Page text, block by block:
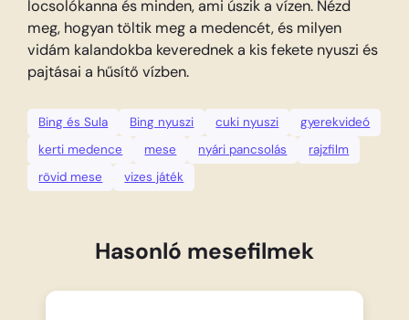
locsolókanna és minden, ami úszik a vízen. Nézd
meg, hogyan töltik meg a medencét, és milyen
vidám kalandokba keverednek a kis fekete nyuszi és
pajtásai a hűsítő vízben.
Bing és Sula Bing nyuszi cuki nyuszi
gyerekvideó
kerti medence
mese nyári pancsolás
rajzfilm
rövid mese
vizes játék
Hasonló mesefilmek